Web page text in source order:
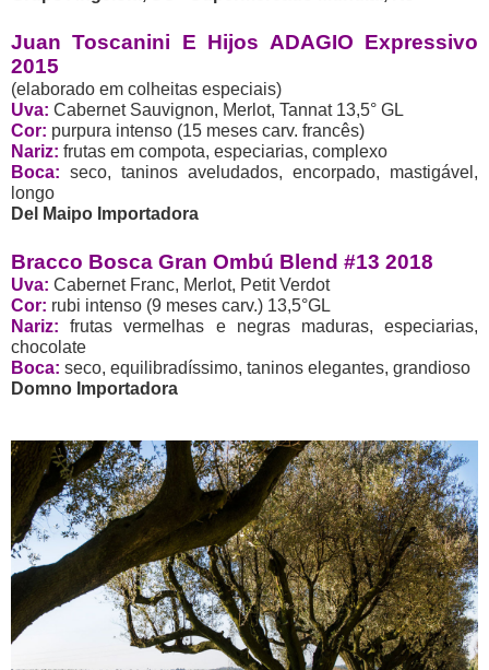
Juan Toscanini E Hijos ADAGIO Expressivo
2015
(elaborado em colheitas especiais)
Uva: Cabernet Sauvignon, Merlot, Tannat 13,5° GL
Cor: purpura intenso (15 meses carv. francês)
Nariz: frutas em compota, especiarias, complexo
Boca: seco, taninos aveludados, encorpado, mastigável,
longo
Del Maipo Importadora
Bracco Bosca Gran Ombú Blend #13 2018
Uva: Cabernet Franc, Merlot, Petit Verdot
Cor: rubi intenso (9 meses carv.) 13,5°GL
Nariz: frutas vermelhas e negras maduras, especiarias,
chocolate
Boca: seco, equilibradíssimo, taninos elegantes, grandioso
Domno Importadora